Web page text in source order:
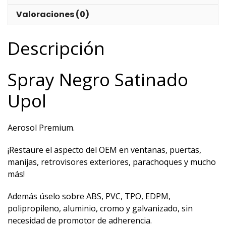
Valoraciones (0)
Descripción
Spray Negro Satinado
Upol
Aerosol Premium.
¡Restaure el aspecto del OEM en ventanas, puertas,
manijas, retrovisores exteriores, parachoques y mucho
más!
Además úselo sobre ABS, PVC, TPO, EDPM,
polipropileno, aluminio, cromo y galvanizado, sin
necesidad de promotor de adherencia.